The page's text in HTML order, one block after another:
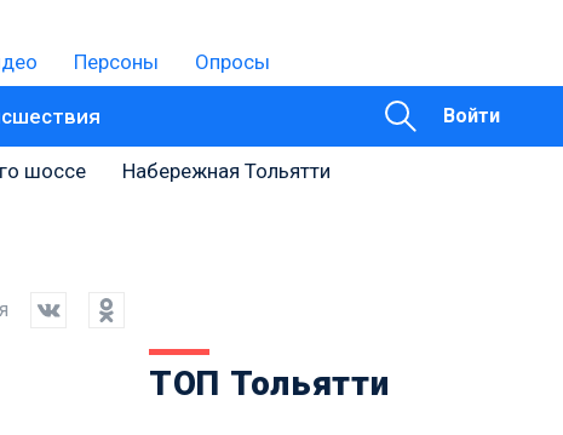
Персоны Опросы
Войти
шоссе
Набережная Тольятти
ТОП Тольятти